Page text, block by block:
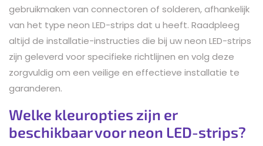
gebruikmaken van connectoren of solderen, afhankelijk
van het type neon LED-strips dat u heeft. Raadpleeg
altijd de installatie-instructies die bij uw neon LED-strips
zijn geleverd voor specifieke richtlijnen en volg deze
zorgvuldig om een veilige en effectieve installatie te
garanderen.
Welke kleuropties zijn er
beschikbaar voor neon LED-strips?